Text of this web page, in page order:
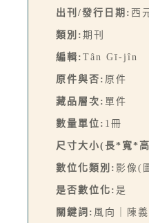
出刊/發行日期: 西
類別: 期刊
編輯: Tân Gī-jîn
原件與否: 原件
藏品層次: 單件
數量單位: 1冊
尺寸大小(長*寬*
數位化類別: 影像(
是否數位化: 是
關鍵詞: 風向｜陳